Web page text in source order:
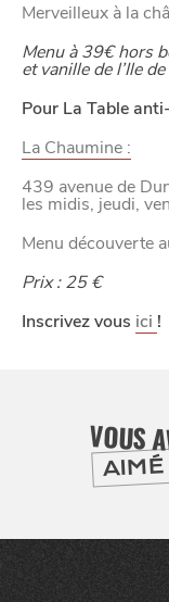
Merveilleux à la
Menu à 39€ hors
et vanille de l’Ile
Pour La Table
La Chaumine :
439 avenue de
les midis, jeudi,
Menu découverte
Prix : 25 €
Inscrivez vous ici !
VOUS